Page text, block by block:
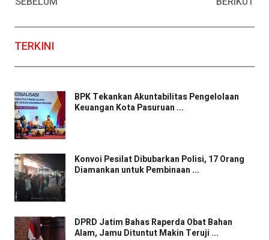
TERKINI
BPK Tekankan Akuntabilitas Pengelolaan
Keuangan Kota Pasuruan ...
Konvoi Pesilat Dibubarkan Polisi, 17 Orang
Diamankan untuk Pembinaan ...
DPRD Jatim Bahas Raperda Obat Bahan
Alam, Jamu Dituntut Makin Teruji ...